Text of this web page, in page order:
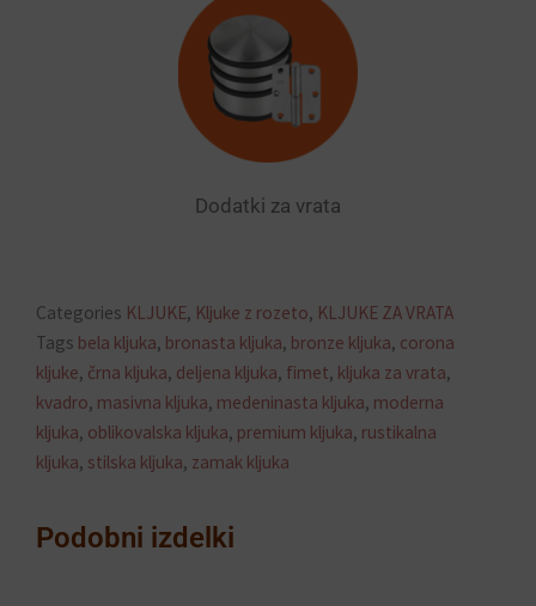
Dodatki za vrata
Categories KLJUKE, Kljuke z rozeto, KLJUKE ZA VRATA
Tags bela kljuka, bronasta kljuka, bronze kljuka, corona
kljuke, črna kljuka, deljena kljuka, fimet, kljuka za vrata,
kvadro, masivna kljuka, medeninasta kljuka, moderna
kljuka, oblikovalska kljuka, premium kljuka, rustikalna
kljuka, stilska kljuka, zamak kljuka
Podobni izdelki